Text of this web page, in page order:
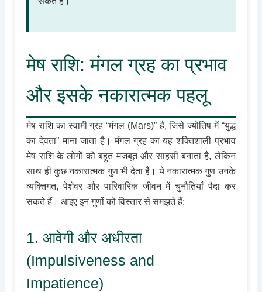
मेष राशि: मंगल ग्रह का प्रभाव
और इसके नकारात्मक पहलू
मेष राशि का स्वामी ग्रह “मंगल (Mars)” है, जिसे ज्योतिष में “युद्ध
का देवता” माना जाता है। मंगल ग्रह का यह शक्तिशाली प्रभाव
मेष राशि के लोगों को बहुत मजबूत और साहसी बनाता है, लेकिन
साथ ही कुछ नकारात्मक गुण भी देता है। ये नकारात्मक गुण उनके
व्यक्तिगत, पेशेवर और पारिवारिक जीवन में चुनौतियाँ पैदा कर
सकते हैं। आइए इन गुणों को विस्तार से समझते हैं:
1. आवेगी और अधीरता
(Impulsiveness and
Impatience)